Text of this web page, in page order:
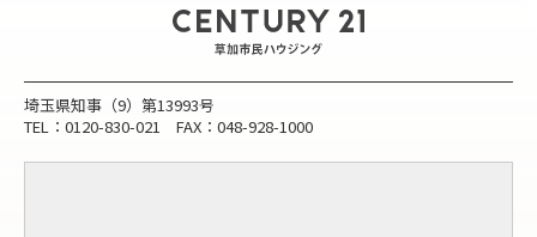
埼玉県知事（9）第13993号
TEL：0120-830-021 FAX：048-928-1000